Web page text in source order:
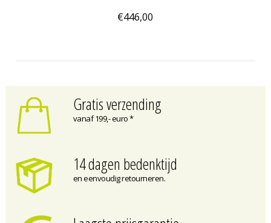
€446,00
Gratis verzending
vanaf 199,- euro *
14 dagen bedenktijd
en eenvoudig retourneren.